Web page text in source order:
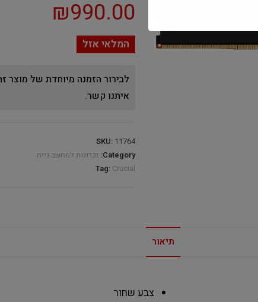
₪990.00
המלאי אזל
לבירור הזמנה מיוחדת של מוצר
איתנו קשר.
SKU: 11764
Category: זכרונות למחשב נייח
Tag: Crucial
תיאור
צבע שחור